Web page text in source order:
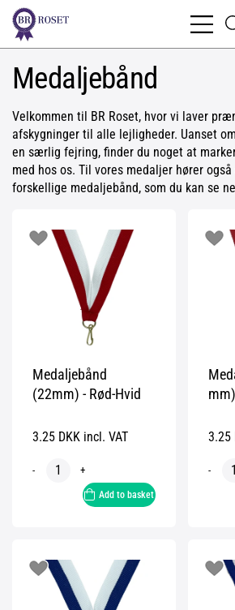
Medaljebånd
Velkommen til BR Roset, hvor vi laver
afskygninger til alle lejligheder. Uanset
en særlig fejring, finder du noget at
med hos os. Til vores medaljer hører
forskellige medaljebånd, som du kan se
Medaljebånd
(22mm) - Rød-Hvid
3.25 DKK incl. VAT
- +
Add to basket
3.25
-